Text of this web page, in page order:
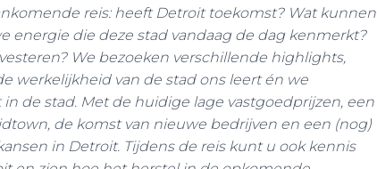
reis: heeft Detroit toekomst? Wat kunnen
energie die deze stad vandaag de dag kenmerkt?
We bezoeken verschillende highlights,
werkelijkheid van de stad ons leert én we
de stad. Met de huidige lage vastgoedprijzen, een
de komst van nieuwe bedrijven en een (nog)
in Detroit. Tijdens de reis kunt u ook kennis